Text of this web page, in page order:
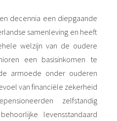
decennia een diepgaande
samenleving en heeft
welzijn van de oudere
een basisinkomen te
armoede onder ouderen
van financiële zekerheid
zelfstandig
levensstandaard